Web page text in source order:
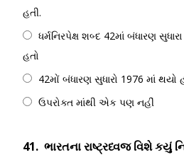
હતી.
ધર્મનિરપેક્ષ શબ્દ 42માં બંધારણ
હતો
42મોં બંધારણ સુધારો 1976 માં થયો
ઉપરોક્ત માંથી એક પણ નહીં
41. ભારતના રાષ્ટ્રધ્વજ વિશે કયું